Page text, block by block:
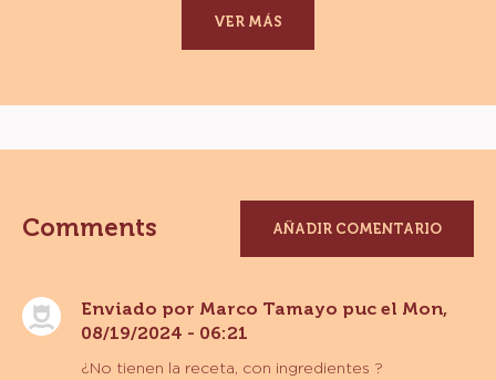
VER MÁS
Comments AÑADIR COMENTARIO
Enviado por Marco Tamayo puc el Mon,
08/19/2024 - 06:21
¿No tienen la receta, con ingredientes ?